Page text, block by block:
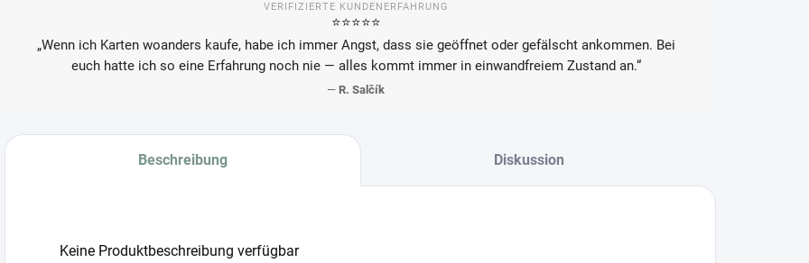
VERIFIZIERTE KUNDENERFAHRUNG
⭐️⭐️⭐️⭐️⭐️
„Wenn ich Karten woanders kaufe, habe ich immer Angst, dass sie geöffnet oder gefälscht ankommen. Bei
euch hatte ich so eine Erfahrung noch nie — alles kommt immer in einwandfreiem Zustand an.“
— R. Salčík
Beschreibung Diskussion
Keine Produktbeschreibung verfügbar